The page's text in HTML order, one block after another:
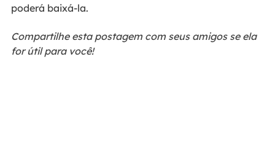
poderá baixá-la.
Compartilhe esta postagem com seus amigos se ela
for útil para você!